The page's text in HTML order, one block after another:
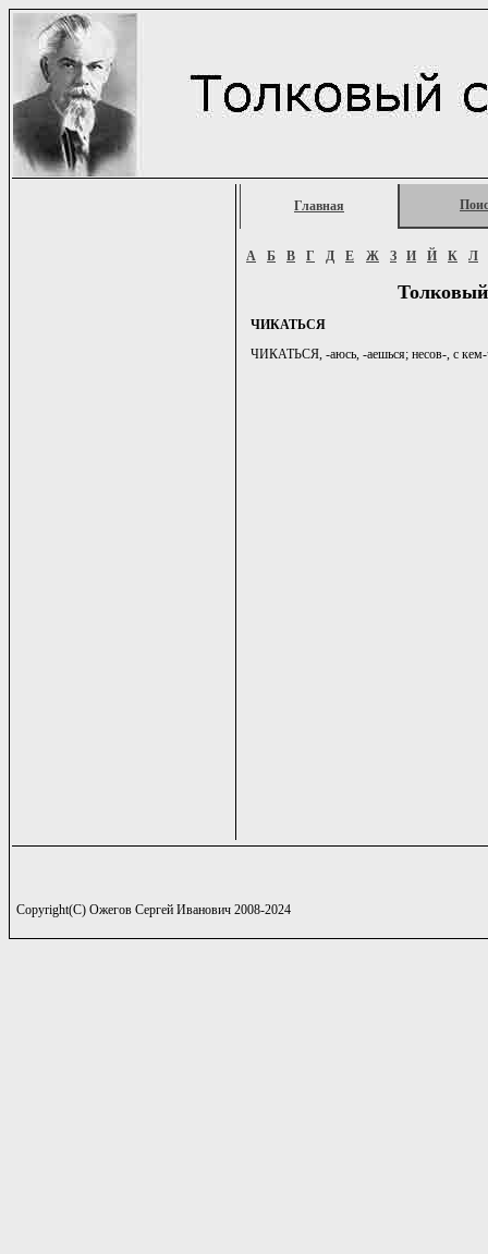
Главная
А Б В Г Д Е Ж З И Й К Л
ЧИКАТЬСЯ
ЧИКАТЬСЯ, -аюсь, -аешься; несов-, с кем-
Copyright(C) Ожегов Сергей Иванович 2008-2024